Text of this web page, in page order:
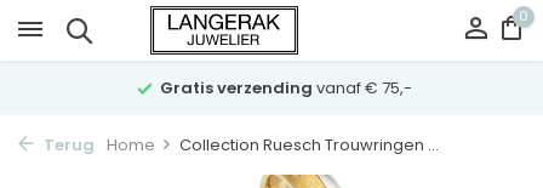
0
Gratis verzending vanaf € 75,-
Terug Home Collection Ruesch Trouwringen ...